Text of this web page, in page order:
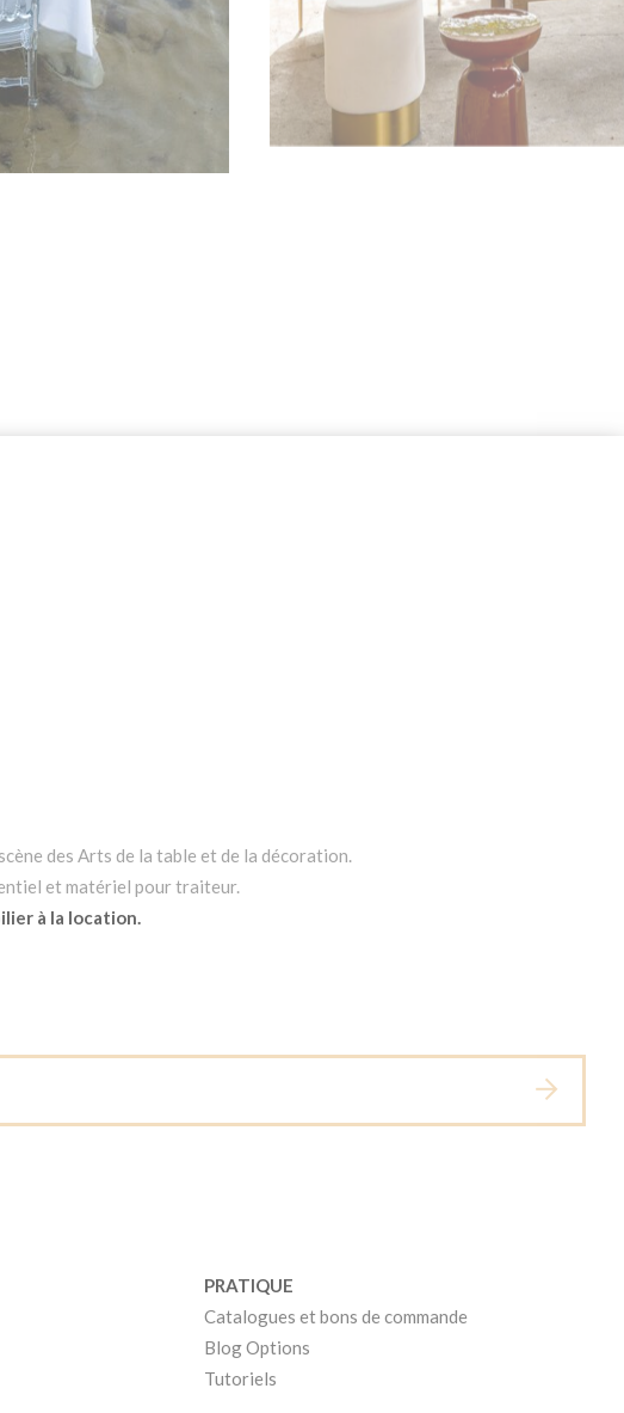
des Arts de la table et de la décoration.
et matériel pour traiteur.
à la location.
PRATIQUE
Catalogues et bons de commande
Blog Options
Tutoriels